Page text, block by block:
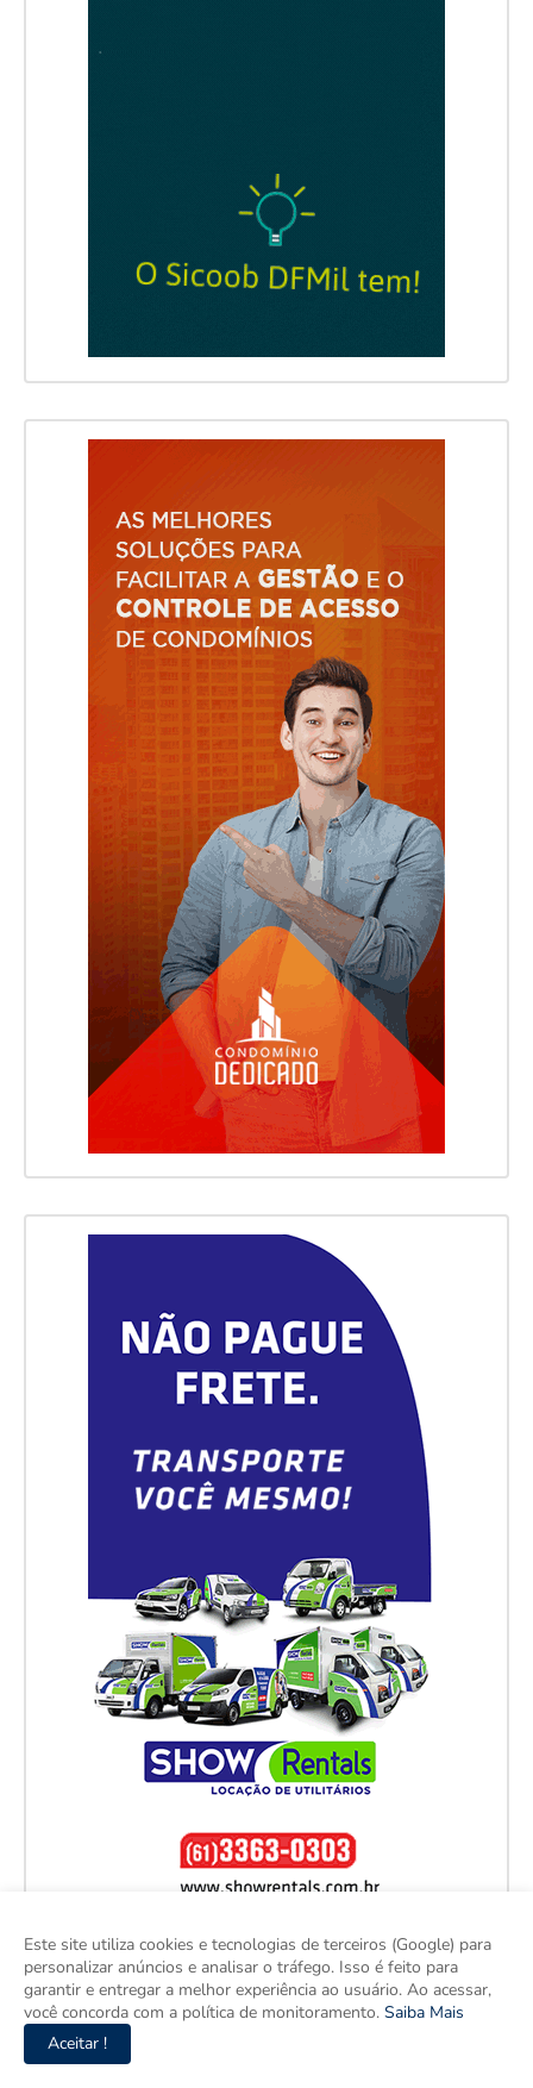
Este site utiliza cookies e tecnologias de terceiros (Google) para
personalizar anúncios e analisar o tráfego. Isso é feito para
garantir e entregar a melhor experiência ao usuário. Ao acessar,
você concorda com a política de monitoramento. Saiba Mais
Aceitar !